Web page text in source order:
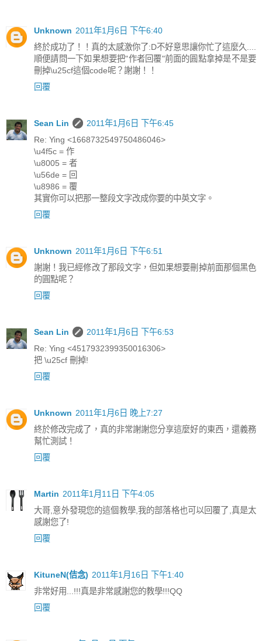
Unknown 2011年1月6日 下午6:40
終於成功了！！真的太感激你了:D不好意思讓你忙了這麼久....
順便請問一下如果想要把"作者回覆"前面的圓點拿掉是不是要
刪掉\u25cf這個code呢？謝謝！！
回覆
Sean Lin
2011年1月6日 下午6:45
Re: Ying <1668732549750486046>
\u4f5c = 作
\u8005 = 者
\u56de = 回
\u8986 = 覆
其實你可以把那一整段文字改成你要的中英文字。
回覆
Unknown 2011年1月6日 下午6:51
謝謝！我已經修改了那段文字，但如果想要刪掉前面那個黑色
的圓點呢？
回覆
Sean Lin
2011年1月6日 下午6:53
Re: Ying <4517932399350016306>
把 \u25cf 刪掉!
回覆
Unknown 2011年1月6日 晚上7:27
終於修改完成了，真的非常謝謝您分享這麼好的東西，還義務
幫忙測試！
回覆
Martin 2011年1月11日 下午4:05
大哥,意外發現您的這個教學,我的部落格也可以回覆了,真是太
感謝您了!
回覆
KituneN(佶念) 2011年1月16日 下午1:40
非常好用...!!!真是非常感謝您的教學!!!QQ
回覆